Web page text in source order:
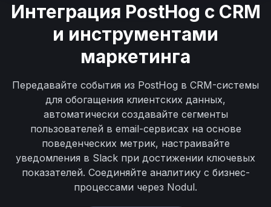
Интеграция PostHog с CRM
и инструментами
маркетинга
Передавайте события из PostHog в CRM-системы
для обогащения клиентских данных,
автоматически создавайте сегменты
пользователей в email-сервисах на основе
поведенческих метрик, настраивайте
уведомления в Slack при достижении ключевых
показателей. Соединяйте аналитику с бизнес-
процессами через Nodul.